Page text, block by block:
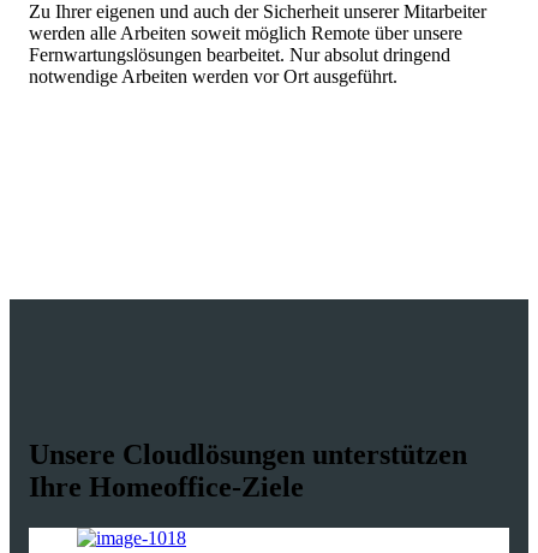
Zu Ihrer eigenen und auch der Sicherheit unserer Mitarbeiter
werden alle Arbeiten soweit möglich Remote über unsere
Fernwartungslösungen bearbeitet. Nur absolut dringend
notwendige Arbeiten werden vor Ort ausgeführt.
Unsere Cloudlösungen unterstützen
Ihre Homeoffice-Ziele